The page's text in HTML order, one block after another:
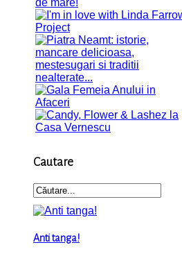
Cautare
Anti tanga!